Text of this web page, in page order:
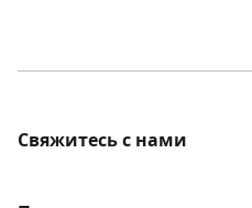
Свяжитесь с нами